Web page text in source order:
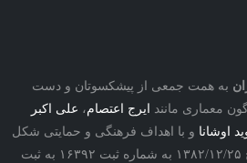
جمعی از پیشکسوتان و دست
مانندایرج اعتصام،علی اکبر
و با اهداف فرهنگی و حمایتی شکل
گرفته‌است. انجمن در تاریخ ۱۳۸۲/۱۲/۲۵ به شماره ثبت ۱۶۳۹۲ به ثبت